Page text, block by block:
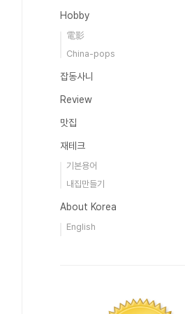
Hobby
電影
China-pops
잡동사니
Review
맛집
재테크
기본용어
내집만들기
About Korea
English